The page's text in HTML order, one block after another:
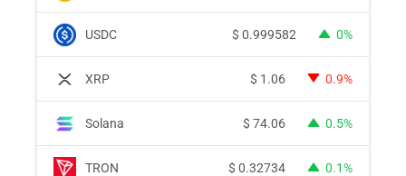
USDC $ 0.999582 0%
XRP $ 1.06 0.9%
Solana $ 74.06 0.5%
TRON $ 0.32734 0.1%